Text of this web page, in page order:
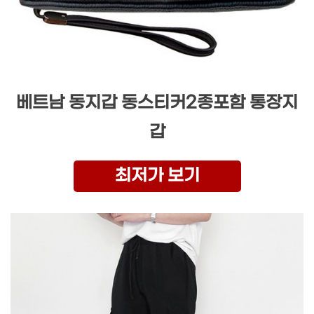
베트남 동지갑 동스티커2종포함 통장지
갑
최저가 보기